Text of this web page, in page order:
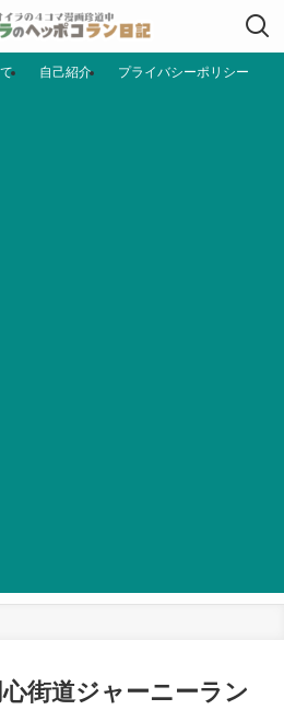
自己紹介 プライバシーポリシー
心街道ジャーニーラン